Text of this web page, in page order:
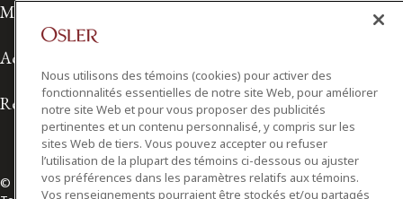
Modalités d'utilisation
Accessibilité
Relations avec les médias
© 2026 Osler, Hoskin & Harcourt S.E.N.C.R.L./s.r.l.
Nous utilisons des témoins (cookies) pour activer des
fonctionnalités essentielles de notre site Web, pour améliorer
notre site Web et pour vous proposer des publicités
pertinentes et un contenu personnalisé, y compris sur les
sites Web de tiers. Vous pouvez accepter ou refuser
l’utilisation de la plupart des témoins ci-dessous ou ajuster
vos préférences dans les paramètres relatifs aux témoins.
Vos renseignements pourraient être stockés et/ou partagés